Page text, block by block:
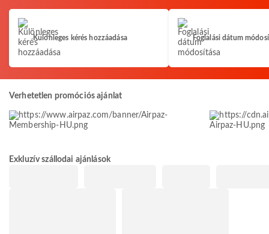
Különleges kérés hozzáadása Foglalási dátum
Verhetetlen promóciós ajánlat
Exkluzív szállodai ajánlások